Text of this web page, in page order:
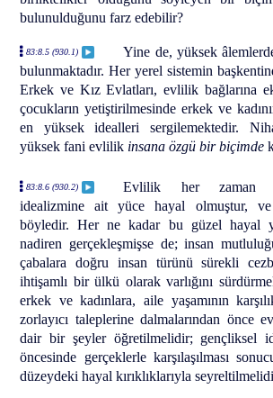
bulunulduğunu farz edebilir?
83:8.5 (930.1)
Yine de, yüksek
bulunmaktadır. Her yerel sistemin
Erkek ve Kız Evlatları, evlilik bağlarına
çocukların yetiştirilmesinde erkek ve
en yüksek idealleri sergilemektedir.
yüksek fani evlilik insana özgü bir biçimde
83:8.6 (930.2)
Evlilik her zaman
idealizmine ait yüce hayal olmuştur,
böyledir. Her ne kadar bu güzel hayal
nadiren gerçekleşmişse de; insan
çabalara doğru insan türünü sürekli
ihtişamlı bir ülkü olarak varlığını
erkek ve kadınlara, aile yaşamının
zorlayıcı taleplerine dalmalarından önce
dair bir şeyler öğretilmelidir; gençliksel
öncesinde gerçeklerle karşılaşılması
düzeydeki hayal kırıklıklarıyla